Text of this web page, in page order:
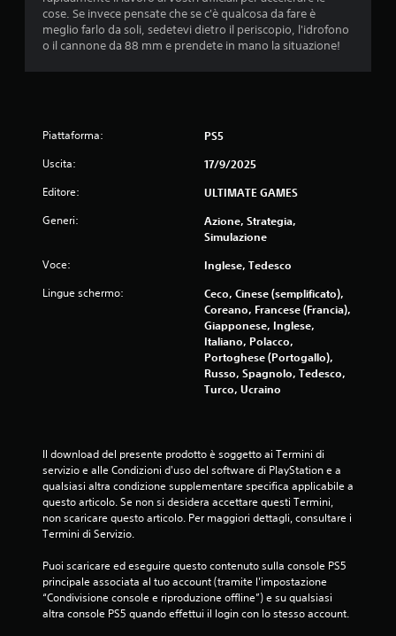
cose. Se invece pensate che se c'è qualcosa da fare è
meglio farlo da soli, sedetevi dietro il periscopio, l'idrofono
o il cannone da 88 mm e prendete in mano la situazione!
Piattaforma: PS5
Uscita: 17/9/2025
Editore: ULTIMATE GAMES
Generi:
Azione, Strategia,
Simulazione
Voce: Inglese, Tedesco
Lingue schermo:
Ceco, Cinese (semplificato),
Coreano, Francese (Francia),
Giapponese, Inglese,
Italiano, Polacco,
Portoghese (Portogallo),
Russo, Spagnolo, Tedesco,
Turco, Ucraino
Il download del presente prodotto è soggetto ai Termini di
servizio e alle Condizioni d'uso del software di PlayStation e a
qualsiasi altra condizione supplementare specifica applicabile a
questo articolo. Se non si desidera accettare questi Termini,
non scaricare questo articolo. Per maggiori dettagli, consultare i
Termini di Servizio.
Puoi scaricare ed eseguire questo contenuto sulla console PS5
principale associata al tuo account (tramite l'impostazione
“Condivisione console e riproduzione offline”) e su qualsiasi
altra console PS5 quando effettui il login con lo stesso account.